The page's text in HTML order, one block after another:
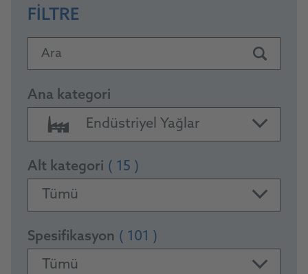
FILTRE
Ara
Ana kategori
Endüstriyel Yağlar
Alt kategori ( 15 )
Tümü
Spesifikasyon ( 101 )
Tümü